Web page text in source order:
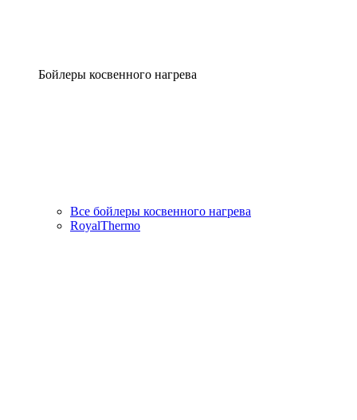
Бойлеры косвенного нагрева
Все бойлеры косвенного нагрева
RoyalThermo